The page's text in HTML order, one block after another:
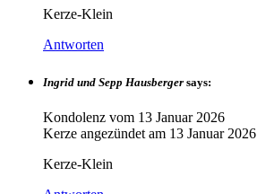
Kerze-Klein
Antworten
Ingrid und Sepp Hausberger says:
Kondolenz vom 13 Januar 2026
Kerze angezündet am 13 Januar 2026
Kerze-Klein